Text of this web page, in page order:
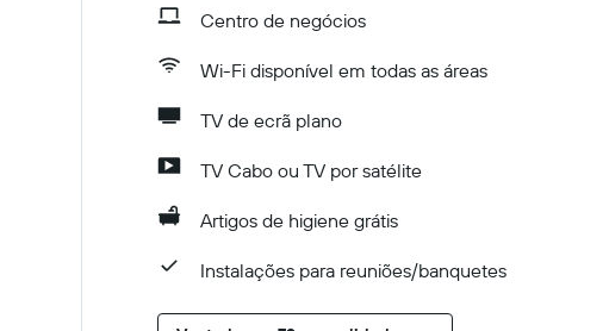
Centro de negócios
Wi-Fi disponível em todas as áreas
TV de ecrã plano
TV Cabo ou TV por satélite
Artigos de higiene grátis
Instalações para reuniões/banquetes